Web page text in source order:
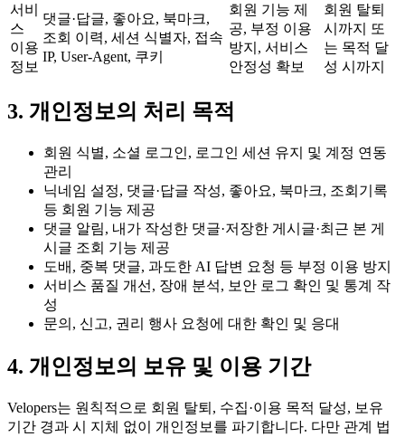
서비
스
이용
정보
댓글·답글, 좋아요, 북마크,
조회 이력, 세션 식별자, 접속
IP, User-Agent, 쿠키
회원 기능 제
공, 부정 이용
방지, 서비스
안정성 확보
회원 탈퇴
시까지 또
는 목적 달
성 시까지
3. 개인정보의 처리 목적
회원 식별, 소셜 로그인, 로그인 세션 유지 및 계정 연동
관리
닉네임 설정, 댓글·답글 작성, 좋아요, 북마크, 조회기록
등 회원 기능 제공
댓글 알림, 내가 작성한 댓글·저장한 게시글·최근 본 게
시글 조회 기능 제공
도배, 중복 댓글, 과도한 AI 답변 요청 등 부정 이용 방지
서비스 품질 개선, 장애 분석, 보안 로그 확인 및 통계 작
성
문의, 신고, 권리 행사 요청에 대한 확인 및 응대
4. 개인정보의 보유 및 이용 기간
Velopers는 원칙적으로 회원 탈퇴, 수집·이용 목적 달성, 보유
기간 경과 시 지체 없이 개인정보를 파기합니다. 다만 관계 법